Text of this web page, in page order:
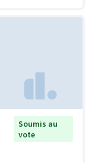
Soumis au
vote